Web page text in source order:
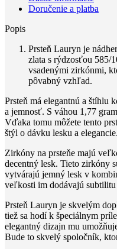
Doručenie a platba
Popis
Prsteň Lauryn je
zlata s rýdzosťou 585/
vsadenými zirkónmi,
pôvabný vzhľad.
Prsteň má elegantnú a štíhlu
a jemnosť. S váhou 1,77
Vďaka tomu môžete tento
štýl o dávku lesku a elegancie.
Zirkóny na prsteňe majú
decentný lesk. Tieto zirkóny
vytvárajú jemný lesk v
veľkosti im dodávajú
Prsteň Lauryn je skvelým
tiež sa hodí k špeciálnym
elegantný dizajn mu
Bude to skvelý spoločník,